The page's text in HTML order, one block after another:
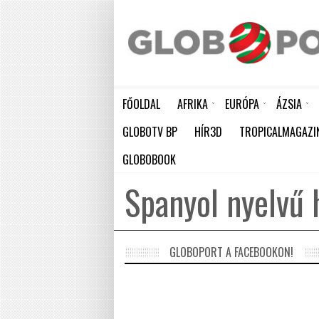
FŐOLDAL AFRIKA EURÓPA ÁZSIA
GLOBOTV BP HÍR3D
GLOBOBOOK
Spanyol
GLOBOPORT A FACEBOOKON!